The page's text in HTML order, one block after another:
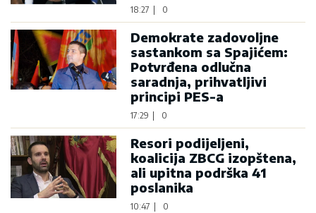
18:27 0
Demokrate zadovoljne
sastankom sa Spajićem:
Potvrđena odlučna
saradnja, prihvatljivi
principi PES-a
17:29 0
Resori podijeljeni,
koalicija ZBCG izopštena,
ali upitna podrška 41
poslanika
10:47 0